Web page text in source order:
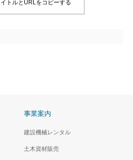
トルとURLをコピーする
事業案内
建設機械レンタル
土木資材販売